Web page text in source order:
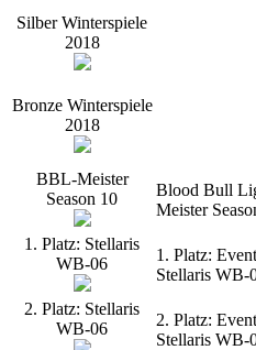
Silber Winterspiele
2018
Bronze Winterspiele
2018
BBL-Meister
Season 10
Blood Bull
Meister
1. Platz: Stellaris
WB-06
1. Platz:
Stellaris WB-
2. Platz: Stellaris
WB-06
2. Platz:
Stellaris WB-